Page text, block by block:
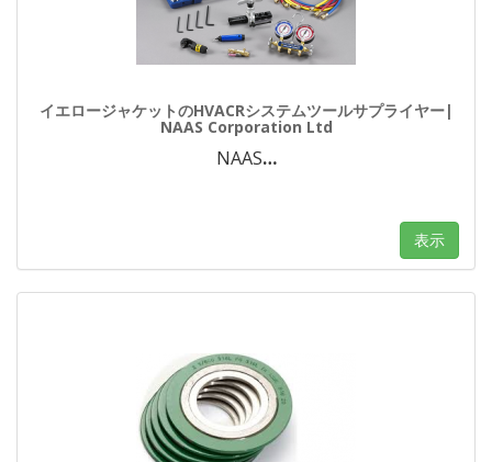
イエロージャケットのHVACRシステムツールサプライヤー|
NAAS Corporation Ltd
NAAS…
表示